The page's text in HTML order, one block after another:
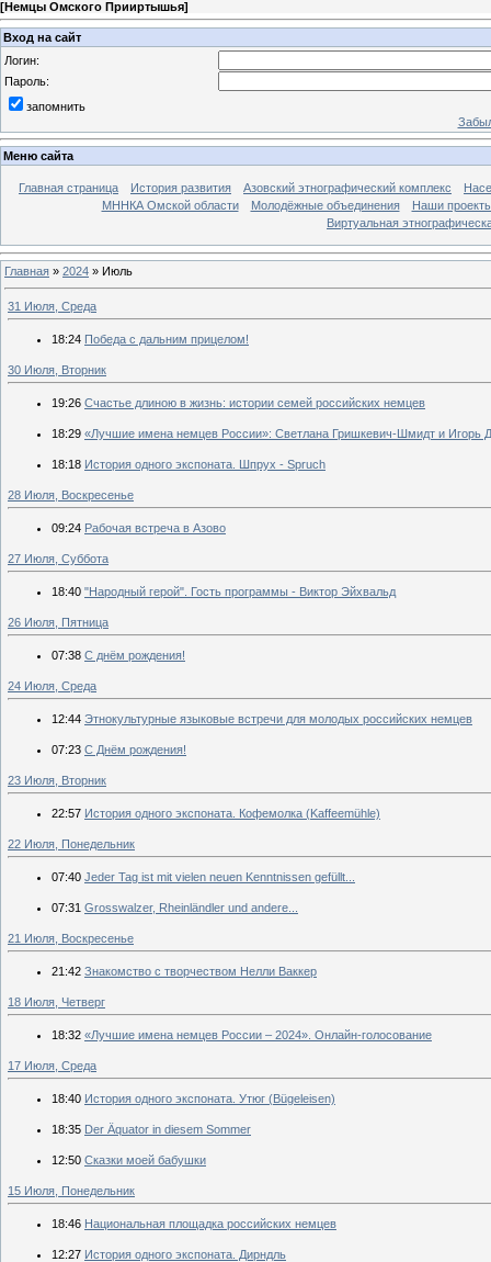
[Немцы Омского Прииртышья]
Вход на сайт
Логин:
Пароль:
запомнить
Меню сайта
Главная страница История развития Азовский этнографический комплекс
МННКА Омской области
Молодёжные объединения
Наши
Виртуальная
Главная » 2024 » Июль
31 Июля, Среда
18:24 Победа с дальним прицелом!
30 Июля, Вторник
19:26 Счастье длиною в жизнь: истории семей российских немцев
18:29 «Лучшие имена немцев России»: Светлана Гришкевич-Шмидт и Игорь
18:18 История одного экспоната. Шпрух - Spruch
28 Июля, Воскресенье
09:24 Рабочая встреча в Азово
27 Июля, Суббота
18:40 "Народный герой". Гость программы - Виктор Эйхвальд
26 Июля, Пятница
07:38 С днём рождения!
24 Июля, Среда
12:44 Этнокультурные языковые встречи для молодых российских немцев
07:23 С Днём рождения!
23 Июля, Вторник
22:57 История одного экспоната. Кофемолка (Kaffeemühle)
22 Июля, Понедельник
07:40 Jeder Tag ist mit vielen neuen Kenntnissen gefüllt...
07:31 Grosswalzer, Rheinländler und andere...
21 Июля, Воскресенье
21:42 Знакомство с творчеством Нелли Ваккер
18 Июля, Четверг
18:32 «Лучшие имена немцев России – 2024». Онлайн-голосование
17 Июля, Среда
18:40 История одного экспоната. Утюг (Bügeleisen)
18:35 Der Äquator in diesem Sommer
12:50 Сказки моей бабушки
15 Июля, Понедельник
18:46 Национальная площадка российских немцев
12:27 История одного экспоната. Дирндль